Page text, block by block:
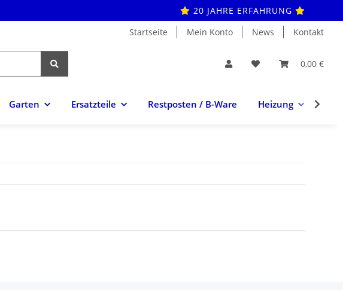
20 JAHRE ERFAHRUNG
Startseite
Mein Konto News Kontakt
0,00 €
Garten Ersatzteile Restposten / B-Ware Heizung